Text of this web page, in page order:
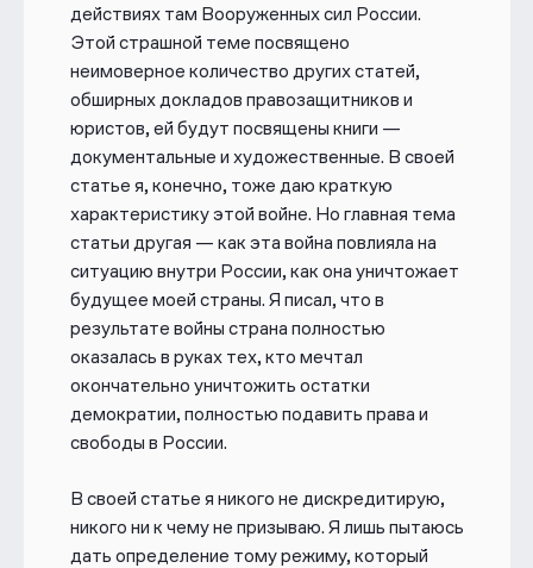
действиях там Вооруженных сил России.
Этой страшной теме посвящено
неимоверное количество других статей,
обширных докладов правозащитников и
юристов, ей будут посвящены книги —
документальные и художественные. В своей
статье я, конечно, тоже даю краткую
характеристику этой войне. Но главная тема
статьи другая — как эта война повлияла на
ситуацию внутри России, как она уничтожает
будущее моей страны. Я писал, что в
результате войны страна полностью
оказалась в руках тех, кто мечтал
окончательно уничтожить остатки
демократии, полностью подавить права и
свободы в России.
В своей статье я никого не дискредитирую,
никого ни к чему не призываю. Я лишь пытаюсь
дать определение тому режиму, который